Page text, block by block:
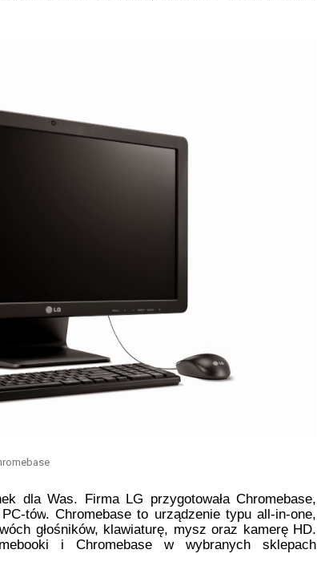
dla Was. Firma LG przygotowała Chromebase,
tów. Chromebase to urządzenie typu all-in-one,
głośników, klawiaturę, mysz oraz kamerę HD.
i Chromebase w wybranych sklepach